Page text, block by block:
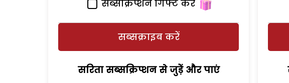
सब्सक्रिप्शन गिफ्ट करें
सब्सक्राइब करें
सरिता सब्सक्रिप्शन से जुड़ेें और पाएं